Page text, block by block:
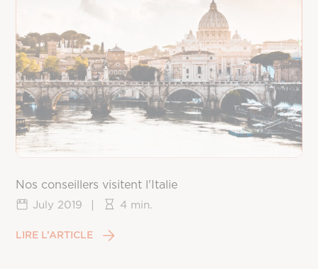
Nos conseillers visitent l'Italie
July 2019 | 4 min.
LIRE L’ARTICLE